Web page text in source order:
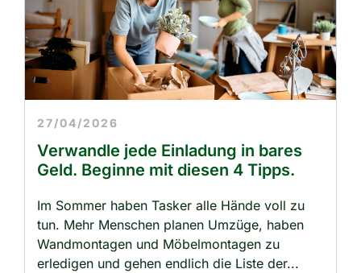
Verwandle jede Einladung in bares
Geld. Beginne mit diesen 4 Tipps.
27/04/2026
Im Sommer haben Tasker alle Hände voll zu
tun. Mehr Menschen planen Umzüge, haben
Wandmontagen und Möbelmontagen zu
erledigen und gehen endlich die Liste der